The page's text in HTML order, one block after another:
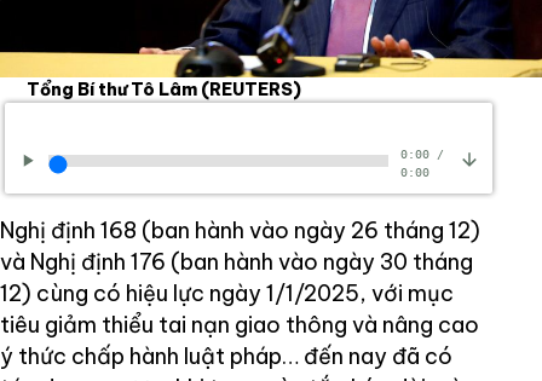
Tổng Bí thư Tô Lâm (REUTERS)
0:00/
0:00
Nghị định 168 (ban hành vào ngày 26 tháng 12)
và Nghị định 176 (ban hành vào ngày 30 tháng
12) cùng có hiệu lực ngày 1/1/2025, với mục
tiêu giảm thiểu tai nạn giao thông và nâng cao
ý thức chấp hành luật pháp… đến nay đã có